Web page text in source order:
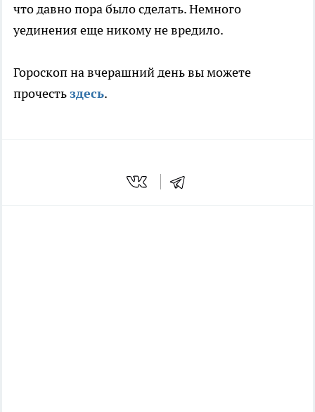
что давно пора было сделать. Немного
уединения еще никому не вредило.
Гороскоп на вчерашний день вы можете
прочестьздесь.